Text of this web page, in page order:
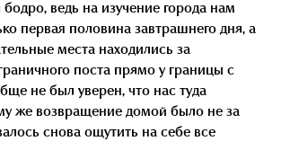
ведь на изучение города нам
первая половина завтрашнего дня, а
места находились за
поста прямо у границы с
не был уверен, что нас туда
же возвращение домой было не за
снова ощутить на себе все